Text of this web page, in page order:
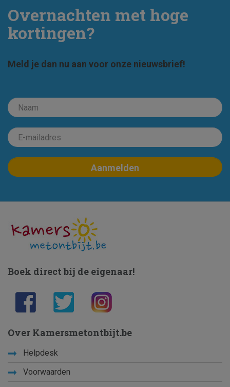
Overnachten met hoge
kortingen?
Meld je dan nu aan voor onze nieuwsbrief!
Boek direct bij de eigenaar!
Over Kamersmetontbijt.be
Helpdesk
Voorwaarden